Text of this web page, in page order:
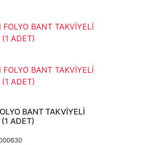
BANT TAKVİYELİ
ADET)